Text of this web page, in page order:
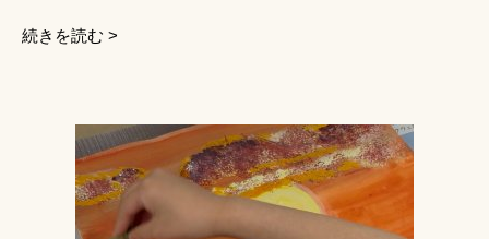
続きを読む >